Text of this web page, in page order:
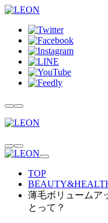
TOP
薄毛ボリュームア
とって？